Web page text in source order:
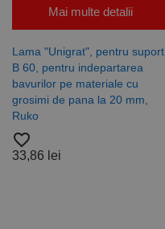
Mai multe detalii
Lama "Unigrat", pentru suport
B 60, pentru indepartarea
bavurilor pe materiale cu
grosimi de pana la 20 mm,
Ruko
favorite_border
33,86 lei